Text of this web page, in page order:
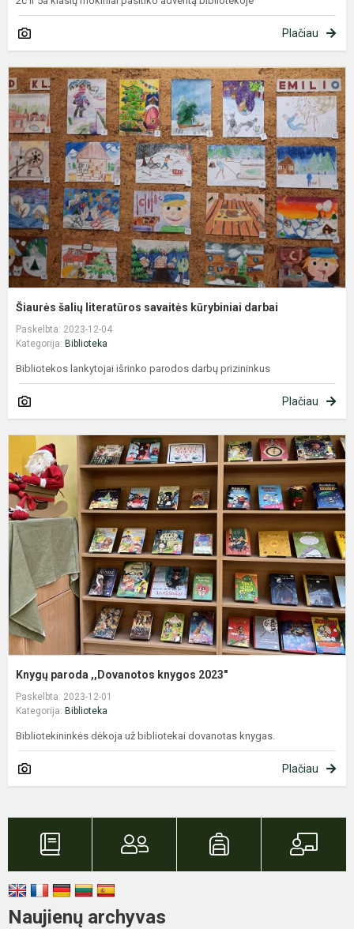
Plačiau
Šiaurės šalių literatūros savaitės kūrybiniai darbai
Paskelbta: 2023-12-04
Kategorija: Biblioteka
Bibliotekos lankytojai išrinko parodos darbų prizininkus
Plačiau
Knygų paroda ,,Dovanotos knygos 2023"
Paskelbta: 2023-12-01
Kategorija: Biblioteka
Bibliotekininkės dėkoja už bibliotekai dovanotas knygas.
Plačiau
Naujienų archyvas